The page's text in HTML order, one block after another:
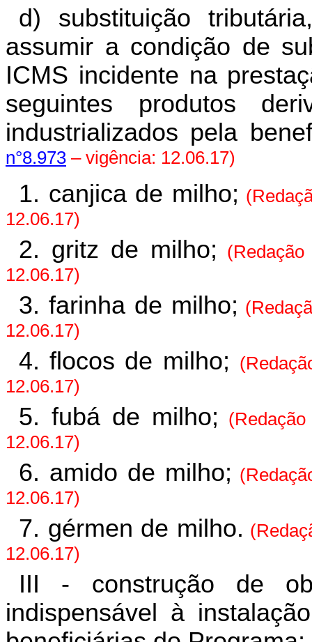
d) substituição
assumir a condição de
ICMS incidente na
seguintes produtos
industrializados pela
n°8.973 – vigência: 12.06.17)
1. canjica de milho;
12.06.17)
2. gritz de milho;
12.06.17)
3. farinha de milho;
12.06.17)
4. flocos de milho;
12.06.17)
5. fubá de milho;
12.06.17)
6. amido de milho;
12.06.17)
7. gérmen de milho.
12.06.17)
III - construção de
indispensável à